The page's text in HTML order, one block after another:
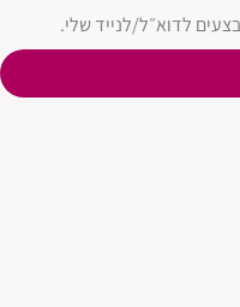
לדוא״ל/לנייד שלי.